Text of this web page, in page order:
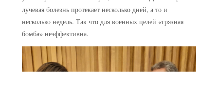
лучевая болезнь протекает несколько дней, а то и
несколько недель. Так что для военных целей «грязная
бомба» неэффективна.